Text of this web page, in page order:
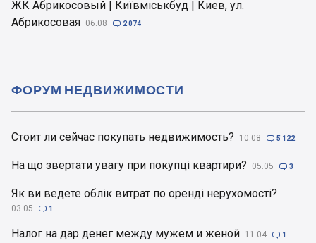
ЖК Абрикосовый | Київміськбуд | Киев, ул.
Абрикосовая 06.08  2 074
Стоит ли сейчас покупать недвижимость? 10.08  5 122
На що звертати увагу при покупці квартири? 05.05  3
Як ви ведете облік витрат по оренді нерухомості?
03.05  1
Налог на дар денег между мужем и женой 11.04  1
ФОРУМ НЕДВИЖИМОСТИ